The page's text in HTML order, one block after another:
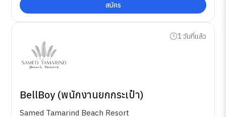
สมัคร
1 วันที่แล้ว
BellBoy (พนักงานยกกระเป๋า)
Samed Tamarind Beach Resort